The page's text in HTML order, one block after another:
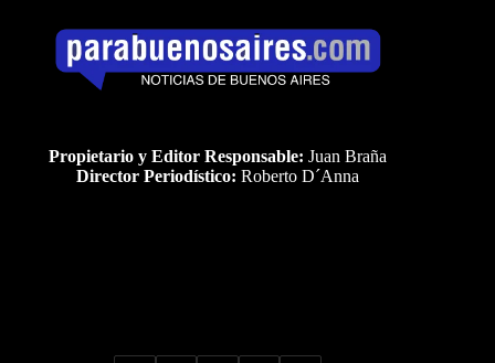
Propietario y Editor Responsable: Juan Braña
Director Periodístico: Roberto D´Anna